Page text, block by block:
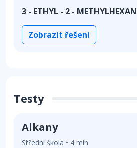
3 - ETHYL - 2 - METHYLHEXAN
Zobrazit řešení
Testy
Alkany
Střední škola • 4 min